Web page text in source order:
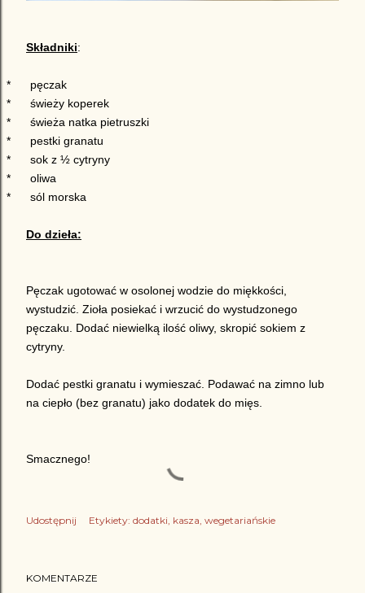
Składniki:
*
pęczak
*
świeży koperek
*
świeża natka pietruszki
*
pestki granatu
*
sok z ½ cytryny
*
oliwa
*
sól morska
Do dzieła:
Pęczak ugotować w osolonej wodzie do miękkości,
wystudzić. Zioła posiekać i wrzucić do wystudzonego
pęczaku. Dodać niewielką ilość oliwy, skropić sokiem z
cytryny.
Dodać pestki granatu i wymieszać. Podawać na zimno lub
na ciepło (bez granatu) jako dodatek do mięs.
Smacznego!
Udostępnij Etykiety: dodatki kasza wegetariańskie
KOMENTARZE